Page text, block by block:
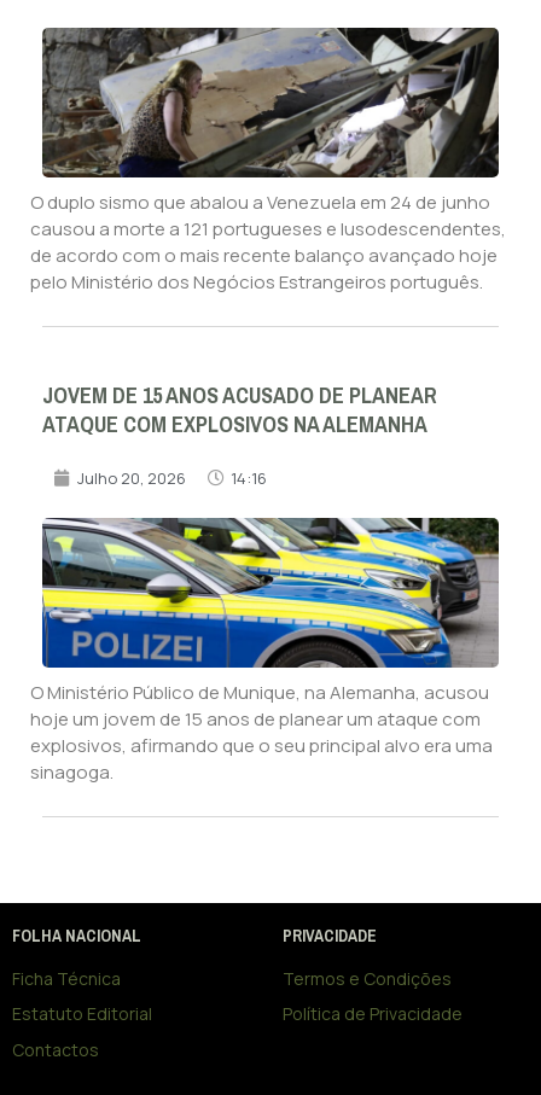
O duplo sismo que abalou a Venezuela em 24 de junho
causou a morte a 121 portugueses e lusodescendentes,
de acordo com o mais recente balanço avançado hoje
pelo Ministério dos Negócios Estrangeiros português.
JOVEM DE 15 ANOS ACUSADO DE PLANEAR
ATAQUE COM EXPLOSIVOS NA ALEMANHA
Julho 20, 2026 14:16
O Ministério Público de Munique, na Alemanha, acusou
hoje um jovem de 15 anos de planear um ataque com
explosivos, afirmando que o seu principal alvo era uma
sinagoga.
FOLHA NACIONAL
Ficha Técnica
Estatuto Editorial
Contactos
PRIVACIDADE
Termos e Condições
Política de Privacidade